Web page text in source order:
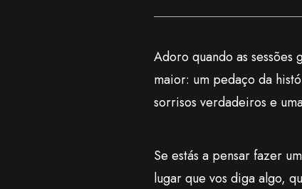
Adoro quando as
maior: um pedaço da
sorrisos verdadeiros e
Se estás a pensar fazer
lugar que vos diga algo,